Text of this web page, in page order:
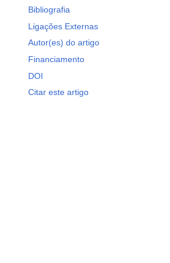
Bibliografia
Ligações Externas
Autor(es) do artigo
Financiamento
DOI
Citar este artigo